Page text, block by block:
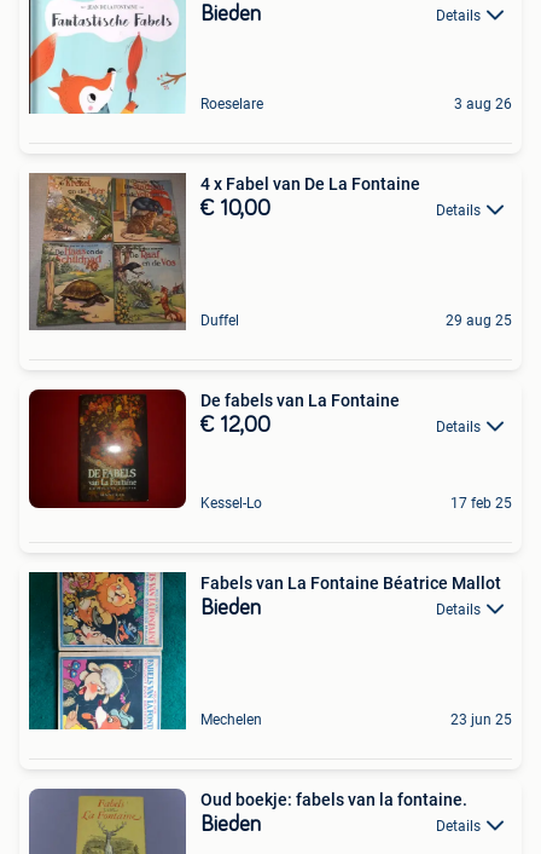
Bieden Details
Roeselare 3 aug 26
4 x Fabel van De La Fontaine
€ 10,00 Details
Duffel 29 aug 25
De fabels van La Fontaine
€ 12,00 Details
Kessel-Lo 17 feb 25
Fabels van La Fontaine Béatrice Mallot
Bieden Details
Mechelen 23 jun 25
Oud boekje: fabels van la fontaine.
Bieden Details